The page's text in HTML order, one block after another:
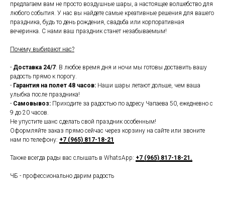
предлагаем вам не просто воздушные шары, а настоящее волшебство для
любого события. У нас вы найдете самые креативные решения для вашего
праздника, будь то день рождения, свадьба или корпоративная
вечеринка. С нами ваш праздник станет незабываемым!
Почему выбирают нас?
- Доставка 24/7: В любое время дня и ночи мы готовы доставить вашу
радость прямо к порогу.
- Гарантия на полет 48 часов: Наши шары летают дольше, чем ваша
улыбка после праздника!
- Самовывоз: Приходите за радостью по адресу Чапаева 50, ежедневно с
9 до 20 часов.
Не упустите шанс сделать свой праздник особенным!
Оформляйте заказ прямо сейчас через корзину на сайте или звоните
нам по телефону: +7 (965) 817-18-21
Также всегда рады вас слышать в WhatsApp: +7 (965) 817-18-21.
ЧБ - профессионально дарим радость